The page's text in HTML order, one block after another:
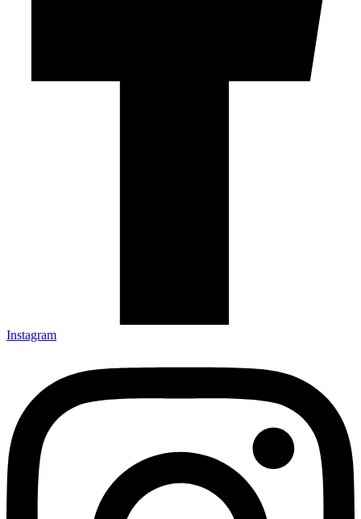
Instagram